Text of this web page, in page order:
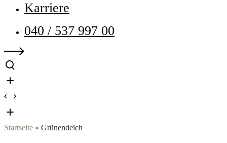
Karriere
040 / 537 997 00
Startseite » Grünendeich